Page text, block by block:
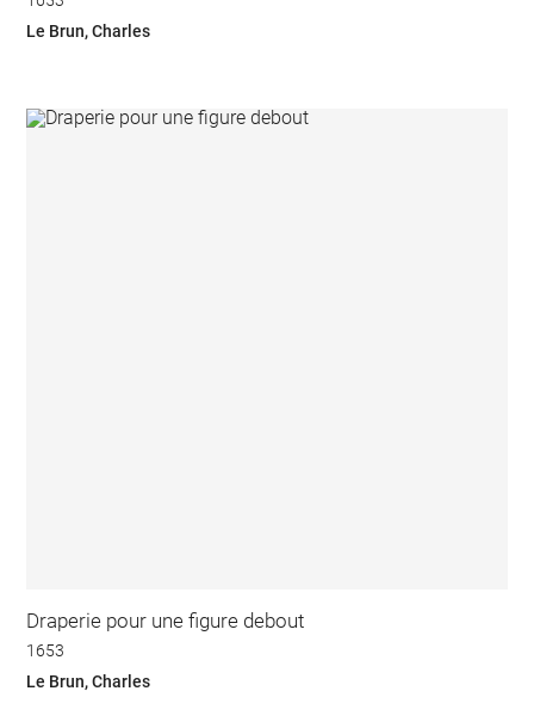
Le Brun, Charles
Draperie pour une figure debout
1653
Le Brun, Charles